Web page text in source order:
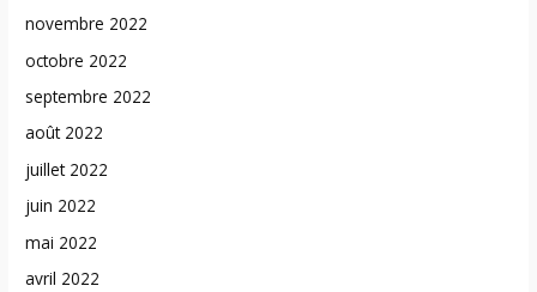
novembre 2022
octobre 2022
septembre 2022
août 2022
juillet 2022
juin 2022
mai 2022
avril 2022